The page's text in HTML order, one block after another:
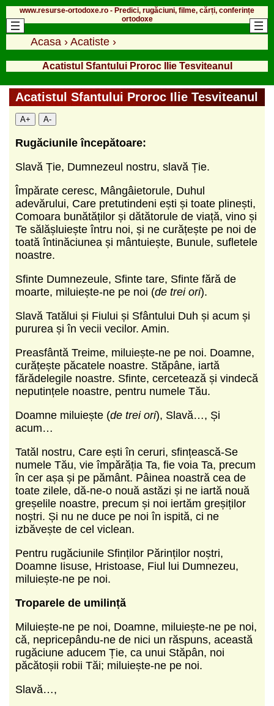
www.resurse-ortodoxe.ro - Predici, rugăciuni, filme, cărți, conferințe
ortodoxe
Acasa › Acatiste ›
Acatistul Sfantului Proroc Ilie Tesviteanul
Acatistul Sfantului Proroc Ilie Tesviteanul
A+ A-
Rugăciunile începătoare:
Slavă Ție, Dumnezeul nostru, slavă Ție.
Împărate ceresc, Mângâietorule, Duhul
adevărului, Care pretutindeni ești și toate plinești,
Comoara bunătăților și dătătorule de viață, vino și
Te sălășluiește întru noi, și ne curățește pe noi de
toată întinăciunea și mântuiește, Bunule, sufletele
noastre.
Sfinte Dumnezeule, Sfinte tare, Sfinte fără de
moarte, miluiește-ne pe noi (de trei ori).
Slavă Tatălui și Fiului și Sfântului Duh și acum și
pururea și în vecii vecilor. Amin.
Preasfântă Treime, miluiește-ne pe noi. Doamne,
curățește păcatele noastre. Stăpâne, iartă
fărădelegile noastre. Sfinte, cercetează și vindecă
neputințele noastre, pentru numele Tău.
Doamne miluiește (de trei ori), Slavă…, Și
acum…
Tatăl nostru, Care ești în ceruri, sfințească-Se
numele Tău, vie împărăția Ta, fie voia Ta, precum
în cer așa și pe pământ. Pâinea noastră cea de
toate zilele, dă-ne-o nouă astăzi și ne iartă nouă
greșelile noastre, precum și noi iertăm greșiților
noștri. Și nu ne duce pe noi în ispită, ci ne
izbăvește de cel viclean.
Pentru rugăciunile Sfinților Părinților noștri,
Doamne Iisuse, Hristoase, Fiul lui Dumnezeu,
miluiește-ne pe noi.
Troparele de umilință
Miluiește-ne pe noi, Doamne, miluiește-ne pe noi,
că, nepricepându-ne de nici un răspuns, această
rugăciune aducem Ție, ca unui Stăpân, noi
păcătoșii robii Tăi; miluiește-ne pe noi.
Slavă…,